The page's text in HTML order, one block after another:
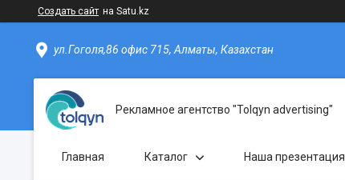
Создать сайт на Satu.kz
ул.Гоголя,86 офис 715, Алматы, Казахстан
Рекламное агентство "Tolqyn advertising"
Главная Каталог Наша презентация